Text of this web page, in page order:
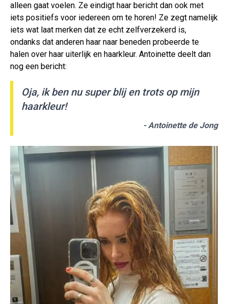
alleen gaat voelen. Ze eindigt haar bericht dan ook met
iets positiefs voor iedereen om te horen! Ze zegt namelijk
iets wat laat merken dat ze echt zelfverzekerd is,
ondanks dat anderen haar naar beneden probeerde te
halen over haar uiterlijk en haarkleur. Antoinette deelt dan
nog een bericht:
Oja, ik ben nu super blij en trots op mijn
haarkleur!
- Antoinette de Jong